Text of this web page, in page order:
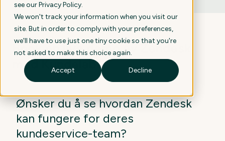
see ourPrivacy Policy.
We won't track your information when you visit our
site. But in order to comply with your preferences,
we'll have to use just one tiny cookie so that you're
not asked to make this choice again.
Accept Decline
Book en live demo av Zendesk
med Kundelab:
Ønsker du å se hvordan Zendesk
kan fungere for deres
kundeservice-team?